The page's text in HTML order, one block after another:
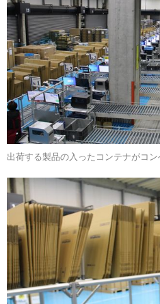
出荷する製品の入ったコンテナがコ